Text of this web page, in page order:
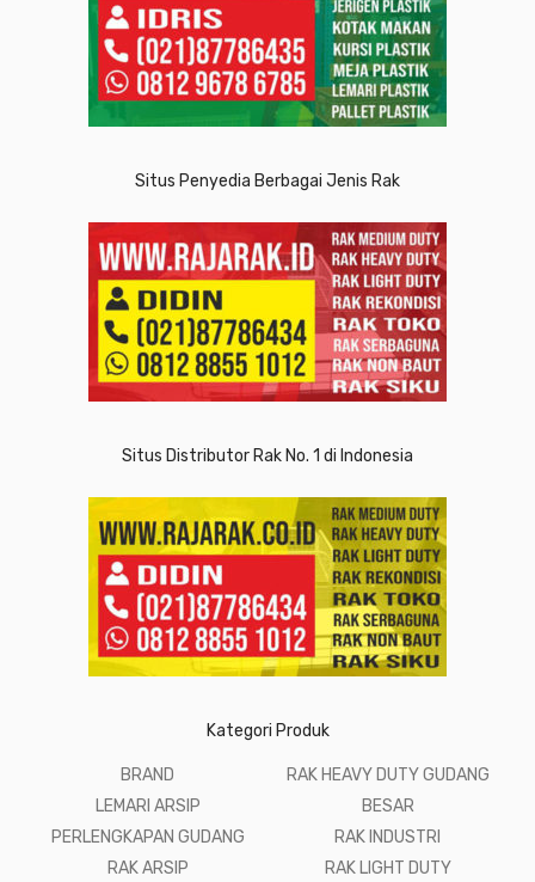
Situs Penyedia Berbagai Jenis Rak
Situs Distributor Rak No. 1 di Indonesia
Kategori Produk
BRAND
LEMARI ARSIP
PERLENGKAPAN GUDANG
RAK ARSIP
RAK HEAVY DUTY GUDANG
BESAR
RAK INDUSTRI
RAK LIGHT DUTY